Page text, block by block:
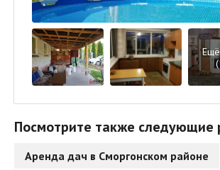
Посмотрите также следующие
Аренда дач в Сморгонском районе